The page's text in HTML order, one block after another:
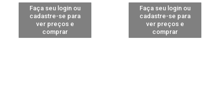
Faça seu login ou
cadastre-se para
ver preços e
comprar
Faça seu login ou
cadastre-se para
ver preços e
comprar